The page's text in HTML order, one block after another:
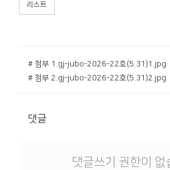
리스트
# 첨부 1.gj-jubo-2026-22호(5.31)1.jpg
# 첨부 2.gj-jubo-2026-22호(5.31)2.jpg
댓글
댓글쓰기 권한이 없